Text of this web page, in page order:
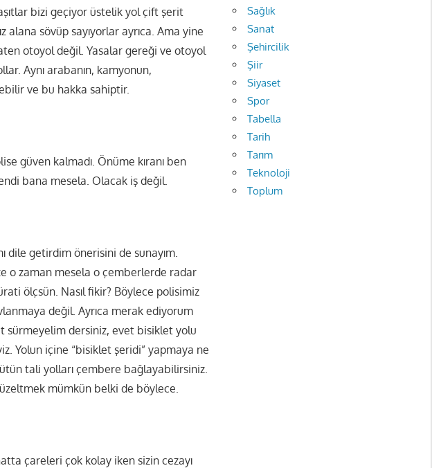
bizi geçiyor üstelik yol çift şerit
alana sövüp sayıyorlar ayrıca. Ama yine
otoyol değil. Yasalar gereği ve otoyol
Aynı arabanın, kamyonun,
ve bu hakka sahiptir.
güven kalmadı. Önüme kıranı ben
bana mesela. Olacak iş değil.
dile getirdim önerisini de sunayım.
o zaman mesela o çemberlerde radar
ölçsün. Nasıl fikir? Böylece polisimiz
değil. Ayrıca merak ediyorum
sürmeyelim dersiniz, evet bisiklet yolu
Yolun içine “bisiklet şeridi” yapmaya ne
tali yolları çembere bağlayabilirsiniz.
mümkün belki de böylece.
çareleri çok kolay iken sizin cezayı
Sağlık
Sanat
Şehircilik
Şiir
Siyaset
Spor
Tabella
Tarih
Tarım
Teknoloji
Toplum